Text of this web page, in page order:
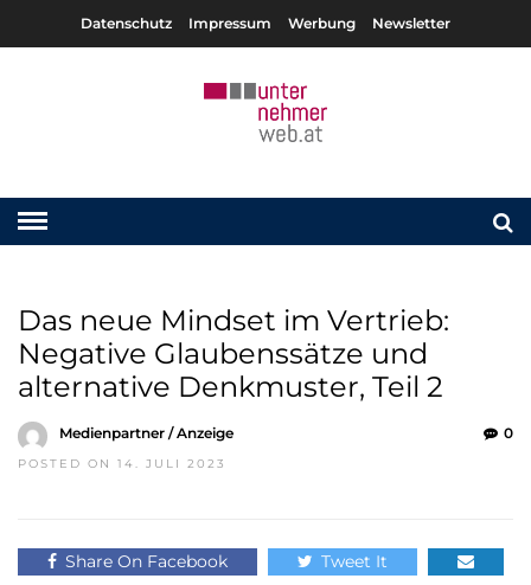
Datenschutz Impressum Werbung Newsletter
Das neue Mindset im Vertrieb:
Negative Glaubenssätze und
alternative Denkmuster, Teil 2
Medienpartner / Anzeige
POSTED ON 14. JULI 2023
0
Share On Facebook Tweet It